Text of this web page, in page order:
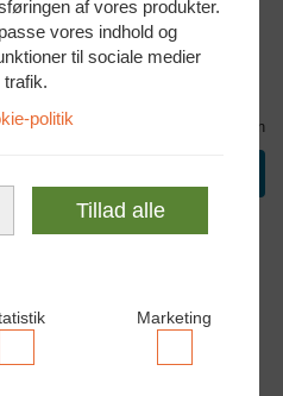
af vores produkter.
vores indhold og
til sociale medier
politik
Tillad alle
Marketing
NVIDIA RTX PRO 3000 Blackwell
Intel Core Ultra 7-265HX (5.3 GHz)
32 GB RAM
18" LCD QHD+ (2560 x 1600)
Sammenlign
NYE